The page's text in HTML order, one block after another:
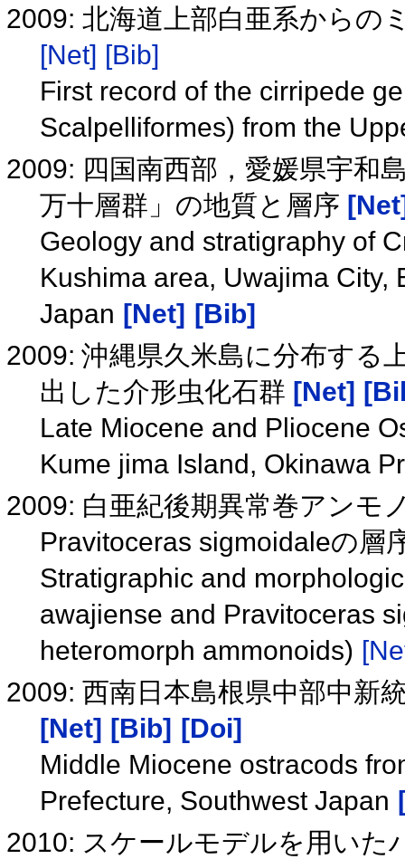
2009: 北海道上部白亜系からの
[Net] [Bib]
First record of the cirripede
Scalpelliformes) from the
2009: 四国南西部，愛媛県宇和
万十層群」の地質と層序
Geology and stratigraphy of
Kushima area, Uwajima City,
Japan [Net] [Bib]
2009: 沖縄県久米島に分布する
出した介形虫化石群 [Net]
Late Miocene and Pliocene
Kume jima Island, Okinawa
2009: 白亜紀後期異常巻アンモ
Pravitoceras sigmoidaleの層
Stratigraphic and
awajiense and Pravitoceras
heteromorph ammonoids)
2009: 西南日本島根県中部中新
[Net] [Bib]
[Doi]
Middle Miocene ostracods
Prefecture, Southwest Japan
2010: スケールモデルを用いた